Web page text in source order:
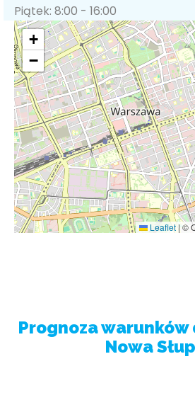
Piątek: 8:00 - 16:00
+
−
Leaflet | ©
Prognoza
Nowa